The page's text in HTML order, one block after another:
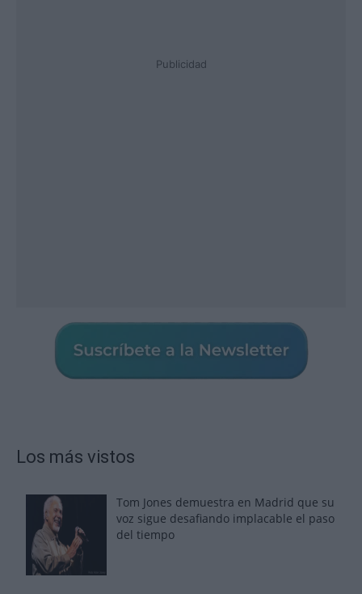
Publicidad
Los más vistos
Tom Jones demuestra en Madrid que su
voz sigue desafiando implacable el paso
del tiempo